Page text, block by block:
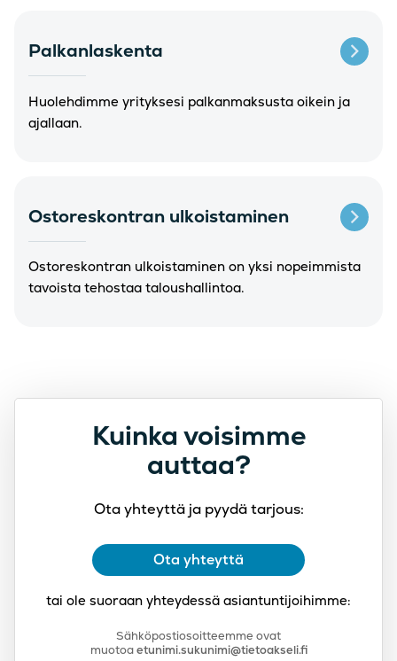
Palkanlaskenta
Huolehdimme yrityksesi palkanmaksusta oikein ja
ajallaan.
Ostoreskontran ulkoistaminen
Ostoreskontran ulkoistaminen on yksi nopeimmista
tavoista tehostaa taloushallintoa.
Kuinka voisimme
auttaa?
Ota yhteyttä ja pyydä tarjous:
Ota yhteyttä
tai ole suoraan yhteydessä asiantuntijoihimme:
Sähköpostiosoitteemme ovat
muotoaetunimi.sukunimi@tietoakseli.fi